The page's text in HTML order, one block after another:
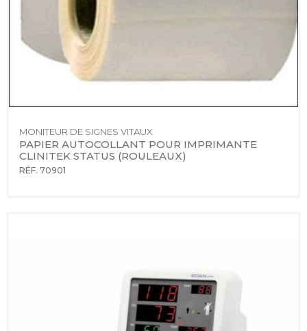
MONITEUR DE SIGNES VITAUX
PAPIER AUTOCOLLANT POUR IMPRIMANTE
CLINITEK STATUS (ROULEAUX)
RÉF. 70901